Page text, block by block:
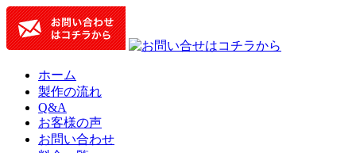
ホーム
製作の流れ
Q&A
お客様の声
お問い合わせ